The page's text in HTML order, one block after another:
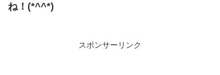
ね！(*^^*)
スポンサーリンク